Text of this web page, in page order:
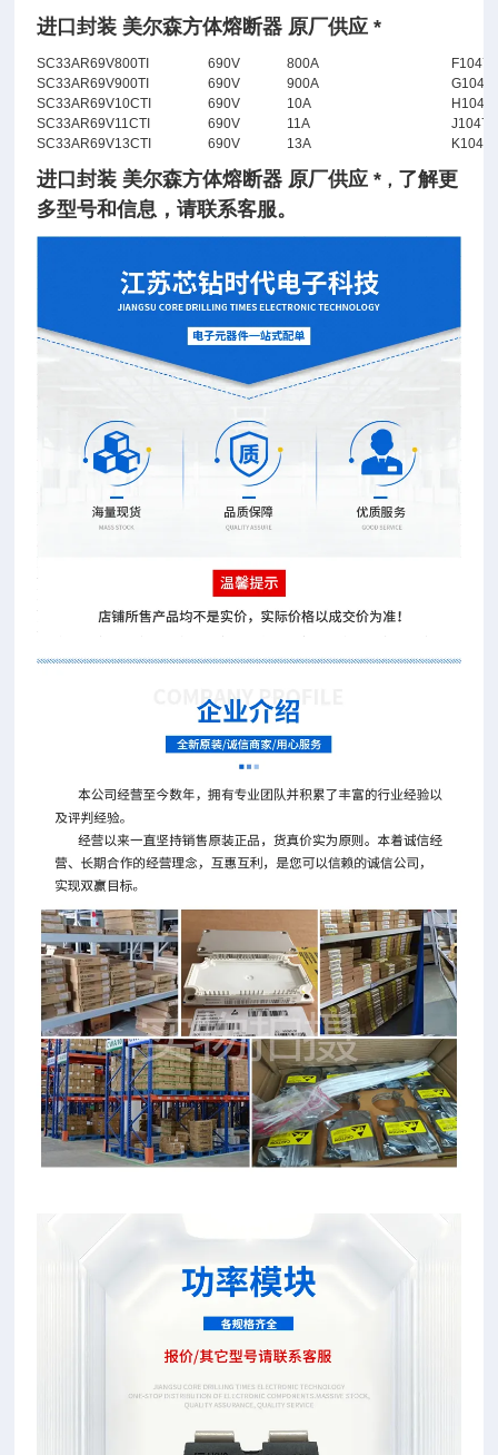
进口封装 美尔森方体熔断器 原厂供应 *
SC33AR69V800TI 690V 800A
SC33AR69V900TI
690V 900A
SC33AR69V10CTI
690V 10A
SC33AR69V11CTI
690V 11A
SC33AR69V13CTI
690V 13A
进口封装 美尔森方体熔断器 原厂供应 * ， 了解更
多型号和信息，请联系客服。